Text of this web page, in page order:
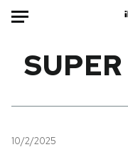
Mondo
10/2/2025